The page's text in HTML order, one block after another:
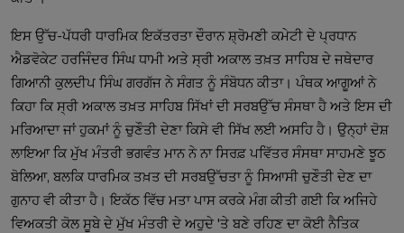
ਇਸ ਉੱਚ-ਪੱਧਰੀ ਧਾਰਮਿਕ ਇਕੱਤਰਤਾ ਦੌਰਾਨ ਸ਼੍ਰੋਮਣੀ ਕਮੇਟੀ ਦੇ ਪ੍ਰਧਾਨ
ਐਡਵੋਕੇਟ ਹਰਜਿੰਦਰ ਸਿੰਘ ਧਾਮੀ ਅਤੇ ਸ੍ਰੀ ਅਕਾਲ ਤਖ਼ਤ ਸਾਹਿਬ ਦੇ ਜਥੇਦਾਰ
ਗਿਆਨੀ ਕੁਲਦੀਪ ਸਿੰਘ ਗਰਗੱਜ ਨੇ ਸੰਗਤ ਨੂੰ ਸੰਬੋਧਨ ਕੀਤਾ। ਪੰਥਕ ਆਗੂਆਂ ਨੇ
ਕਿਹਾ ਕਿ ਸ੍ਰੀ ਅਕਾਲ ਤਖ਼ਤ ਸਾਹਿਬ ਸਿੱਖਾਂ ਦੀ ਸਰਬਉੱਚ ਸੰਸਥਾ ਹੈ ਅਤੇ ਇਸ ਦੀ
ਮਰਿਆਦਾ ਜਾਂ ਹੁਕਮਾਂ ਨੂੰ ਚੁਣੌਤੀ ਦੇਣਾ ਕਿਸੇ ਵੀ ਸਿੱਖ ਲਈ ਅਸਹਿ ਹੈ। ਉਨ੍ਹਾਂ ਦੋਸ਼
ਲਾਇਆ ਕਿ ਮੁੱਖ ਮੰਤਰੀ ਭਗਵੰਤ ਮਾਨ ਨੇ ਨਾ ਸਿਰਫ਼ ਪਵਿੱਤਰ ਸੰਸਥਾ ਸਾਹਮਣੇ ਝੂਠ
ਬੋਲਿਆ, ਬਲਕਿ ਧਾਰਮਿਕ ਤਖ਼ਤ ਦੀ ਸਰਬਉੱਚਤਾ ਨੂੰ ਸਿਆਸੀ ਚੁਣੌਤੀ ਦੇਣ ਦਾ
ਗੁਨਾਹ ਵੀ ਕੀਤਾ ਹੈ। ਇਕੱਠ ਵਿੱਚ ਮਤਾ ਪਾਸ ਕਰਕੇ ਮੰਗ ਕੀਤੀ ਗਈ ਕਿ ਅਜਿਹੇ
ਵਿਅਕਤੀ ਕੋਲ ਸੂਬੇ ਦੇ ਮੁੱਖ ਮੰਤਰੀ ਦੇ ਅਹੁਦੇ 'ਤੇ ਬਣੇ ਰਹਿਣ ਦਾ ਕੋਈ ਨੈਤਿਕ